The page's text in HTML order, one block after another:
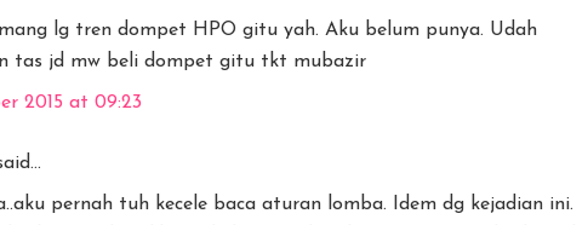
lg tren dompet HPO gitu yah. Aku belum punya. Udah
tas jd mw beli dompet gitu tkt mubazir
2015 at 09:23
pernah tuh kecele baca aturan lomba. Idem dg kejadian ini.